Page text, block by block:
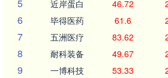
5 近岸蛋白 46.72
6 毕得医药 61.6
7 五洲医疗 83.62
8 耐科装备 49.67
9 一博科技 53.33